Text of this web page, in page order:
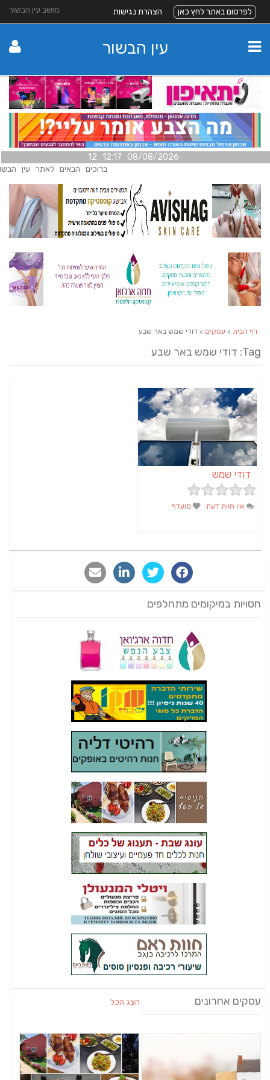
מושב עין הבשור לפרסום באתר לחץ כאן הצהרת נגישות
עין הבשור
08/08/2026 12:17 12
ברוכים הבאים לאתר עין הבשור
דף הבית > עסקים > דודי שמש באר שבע
Tag: דודי שמש באר שבע
דודי שמש
אין חוות דעת מועדף
חסויות במיקומים מתחלפים
עסקים אחרונים הצג הכל